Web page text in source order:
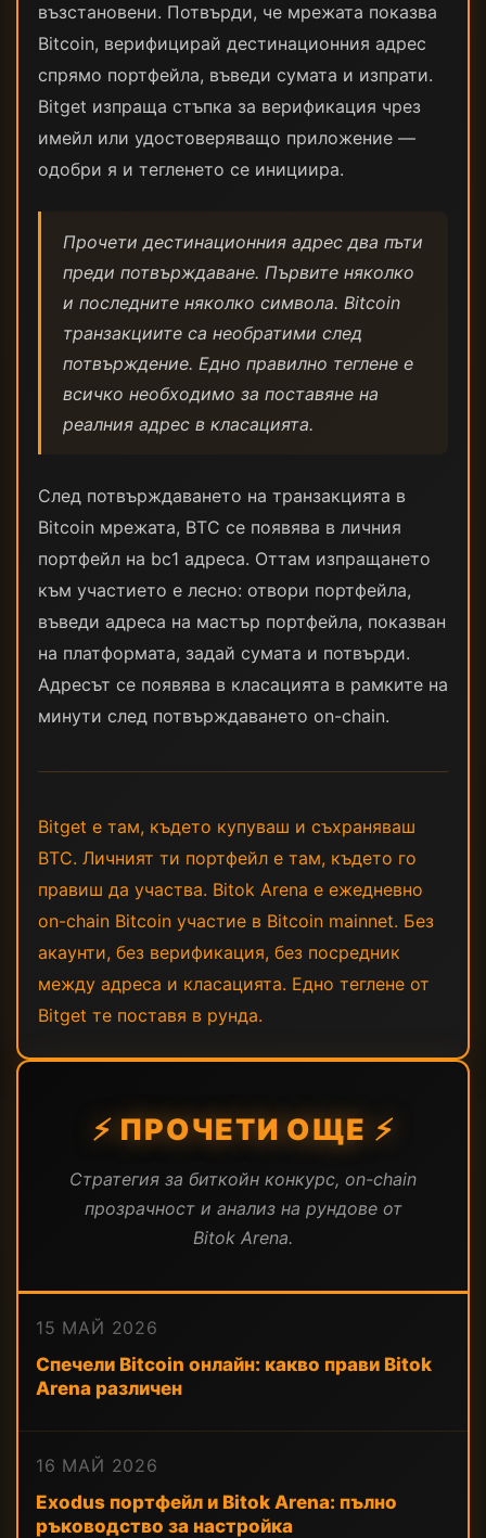
възстановени. Потвърди, че мрежата показва
Bitcoin, верифицирай дестинационния адрес
спрямо портфейла, въведи сумата и изпрати.
Bitget изпраща стъпка за верификация чрез
имейл или удостоверяващо приложение —
одобри я и тегленето се инициира.
Прочети дестинационния адрес два пъти
преди потвърждаване. Първите няколко
и последните няколко символа. Bitcoin
транзакциите са необратими след
потвърждение. Едно правилно теглене е
всичко необходимо за поставяне на
реалния адрес в класацията.
След потвърждаването на транзакцията в
Bitcoin мрежата, BTC се появява в личния
портфейл на bc1 адреса. Оттам изпращането
към участието е лесно: отвори портфейла,
въведи адреса на мастър портфейла, показван
на платформата, задай сумата и потвърди.
Адресът се появява в класацията в рамките на
минути след потвърждаването on-chain.
Bitget е там, където купуваш и съхраняваш
BTC. Личният ти портфейл е там, където го
правиш да участва. Bitok Arena е ежедневно
on-chain Bitcoin участие в Bitcoin mainnet. Без
акаунти, без верификация, без посредник
между адреса и класацията. Едно теглене от
Bitget те поставя в рунда.
⚡ ПРОЧЕТИ ОЩЕ ⚡
Стратегия за биткойн конкурс, on-chain
прозрачност и анализ на рундове от
Bitok Arena.
15 МАЙ 2026
Спечели Bitcoin онлайн: какво прави Bitok
Arena различен
16 МАЙ 2026
Exodus портфейл и Bitok Arena: пълно
ръководство за настройка